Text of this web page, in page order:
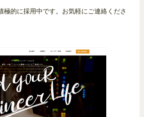
極的に採用中です。お気軽にご連絡くださ